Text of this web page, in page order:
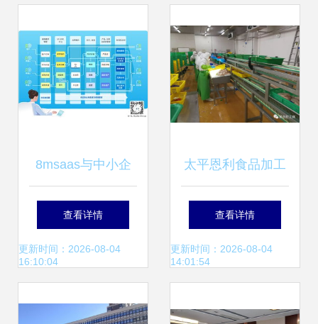
8msaas与中小企
业采购信息化及酒
店管理 为何趋势如
查看详情
更新时间：2026-08-04
16:10:04
太平恩利食品加工
厂 年薪上万、食宿
全包的高福利诚聘
查看详情
更新时间：2026-08-04
14:01:54